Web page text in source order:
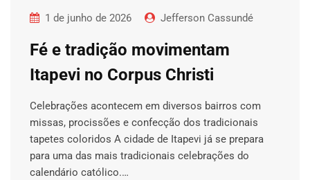
1 de junho de 2026 Jefferson Cassundé
Fé e tradição movimentam
Itapevi no Corpus Christi
Celebrações acontecem em diversos bairros com
missas, procissões e confecção dos tradicionais
tapetes coloridos A cidade de Itapevi já se prepara
para uma das mais tradicionais celebrações do
calendário católico.…